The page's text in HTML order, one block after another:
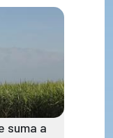
suma a